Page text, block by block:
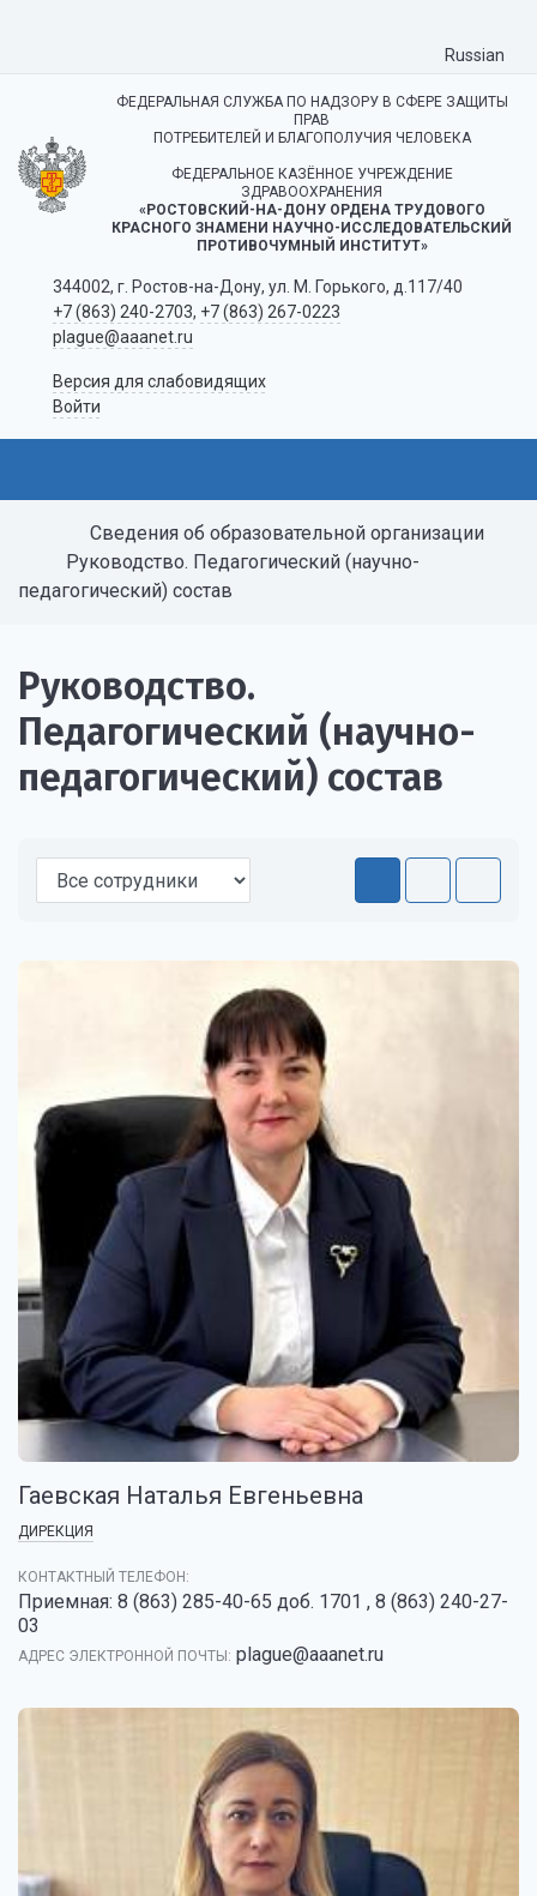
Russian
ФЕДЕРАЛЬНАЯ СЛУЖБА ПО НАДЗОРУ В СФЕРЕ ЗАЩИТЫ
ПРАВ
ПОТРЕБИТЕЛЕЙ И БЛАГОПОЛУЧИЯ ЧЕЛОВЕКА
ФЕДЕРАЛЬНОЕ КАЗЁННОЕ УЧРЕЖДЕНИЕ
ЗДРАВООХРАНЕНИЯ
«РОСТОВСКИЙ-НА-ДОНУ ОРДЕНА ТРУДОВОГО
КРАСНОГО ЗНАМЕНИ НАУЧНО-ИССЛЕДОВАТЕЛЬСКИЙ
ПРОТИВОЧУМНЫЙ ИНСТИТУТ»
344002, г. Ростов-на-Дону, ул. М. Горького, д.117/40
+7 (863) 240-2703, +7 (863) 267-0223
plague@aaanet.ru
Версия для слабовидящих
Войти
Сведения об образовательной организации
Руководство. Педагогический (научно-
педагогический) состав
Руководство.
Педагогический (научно-
педагогический) состав
Гаевская Наталья Евгеньевна
ДИРЕКЦИЯ
КОНТАКТНЫЙ ТЕЛЕФОН:
Приемная: 8 (863) 285-40-65 доб. 1701 , 8 (863) 240-27-
03
АДРЕС ЭЛЕКТРОННОЙ ПОЧТЫ: plague@aaanet.ru